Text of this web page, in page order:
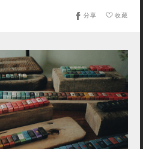
收藏
分享